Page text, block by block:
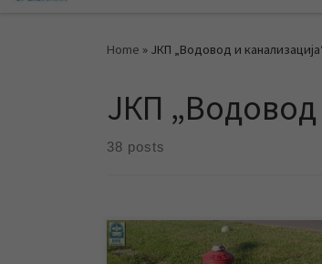
Home » ЈКП „Водовод и
ЈКП „Водовод
38 posts
У току ове недеље, односно у